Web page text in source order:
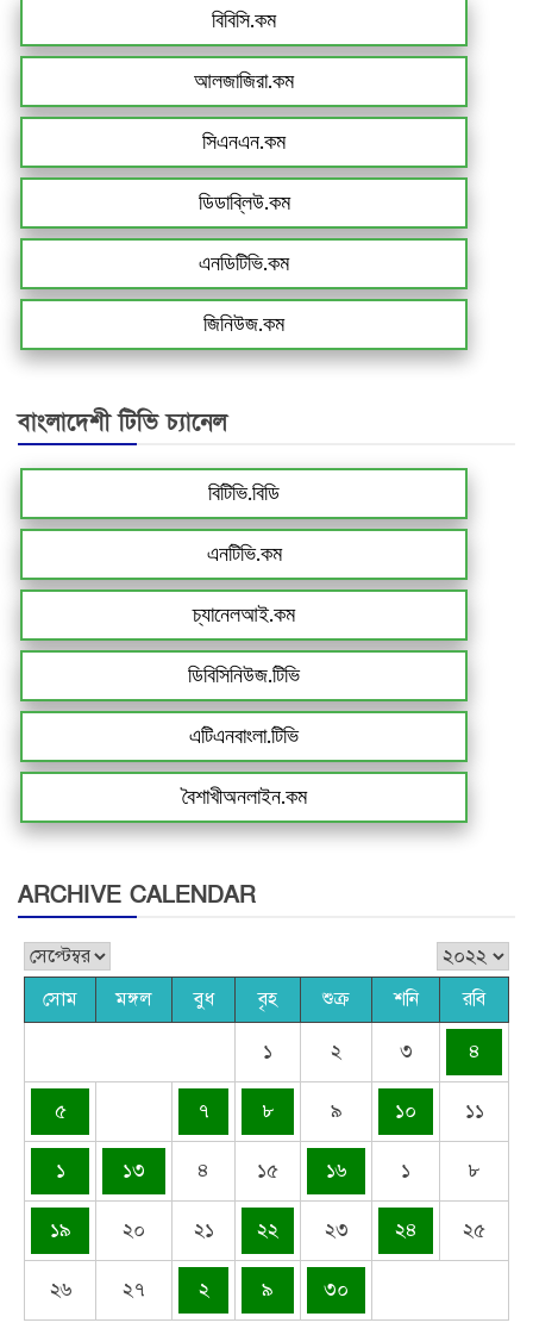
বিবিসি.কম
আলজাজিরা.কম
সিএনএন.কম
ডিডাব্লিউ.কম
এনডিটিভি.কম
জিনিউজ.কম
বাংলাদেশী টিভি চ্যানেল
বিটিভি.বিডি
এনটিভি.কম
চ্যানেলআই.কম
ডিবিসিনিউজ.টিভি
এটিএনবাংলা.টিভি
বৈশাখীঅনলাইন.কম
ARCHIVE CALENDAR
সোম মঙ্গল বুধ বৃহ শুক্র শনি রবি
১ ২ ৩ ৪
৫ ৭ ৮ ৯ ১০ ১১
১ ১৩ ৪ ১৫ ১৬ ১ ৮
১৯ ২০ ২১ ২২ ২৩ ২৪ ২৫
২৬ ২৭ ২ ৯ ৩০